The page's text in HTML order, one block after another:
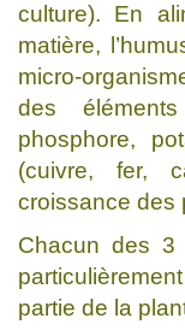
culture). En
matière,
micro-
des
phosphore,
(cuivre, fer,
croissance des
Chacun des 3
partie de la